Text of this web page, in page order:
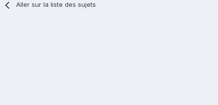
Aller sur la liste des sujets